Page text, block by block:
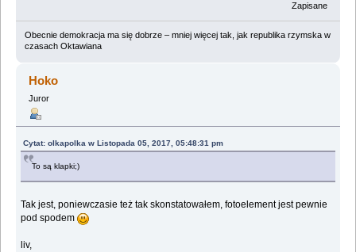
Zapisane
Obecnie demokracja ma się dobrze – mniej więcej tak, jak republika rzymska w
czasach Oktawiana
Hoko
Juror
Cytat: olkapolka w Listopada 05, 2017, 05:48:31 pm
To są klapki;)
Tak jest, poniewczasie też tak skonstatowałem, fotoelement jest pewnie
pod spodem
liv,